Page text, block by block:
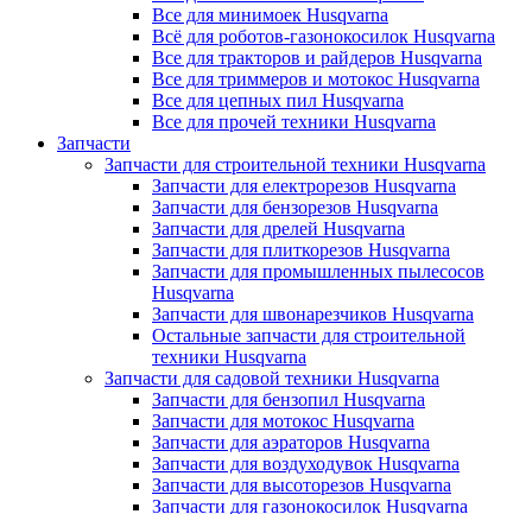
Все для минимоек Husqvarna
Всё для роботов-газонокосилок Husqvarna
Все для тракторов и райдеров Husqvarna
Все для триммеров и мотокос Husqvarna
Все для цепных пил Husqvarna
Все для прочей техники Husqvarna
Запчасти
Запчасти для строительной техники Husqvarna
Запчасти для електрорезов Husqvarna
Запчасти для бензорезов Husqvarna
Запчасти для дрелей Husqvarna
Запчасти для плиткорезов Husqvarna
Запчасти для промышленных пылесосов
Husqvarna
Запчасти для швонарезчиков Husqvarna
Остальные запчасти для строительной
техники Husqvarna
Запчасти для садовой техники Husqvarna
Запчасти для бензопил Husqvarna
Запчасти для мотокос Husqvarna
Запчасти для аэраторов Husqvarna
Запчасти для воздуходувок Husqvarna
Запчасти для высоторезов Husqvarna
Запчасти для газонокосилок Husqvarna